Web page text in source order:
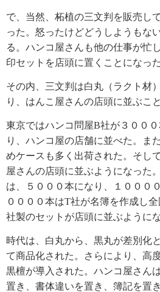
で、当然、柘植の三文判を販売し
った。怒ったけどどうしようもな
る。ハンコ屋さんも他の仕事が忙
印セットを店頭に置くことになった
その内、三文判は白丸（ラクト材
り、はんこ屋さんの店頭に並ぶこ
東京ではハンコ問屋B社が３００
り、ハンコ屋の店舗に並べた。ま
めケースも多く出荷された。そし
屋さんの店頭に並ぶようになった
は、５０００本になり、１０００
００００本はT社が名簿を作成し
社製のセットが店頭に並ぶようにな
時代は、白丸から、黒丸が差別化
て商品化された。さらにより、高
黒檀が導入された。ハンコ屋さん
置き、書体違いを置き、簿記を置